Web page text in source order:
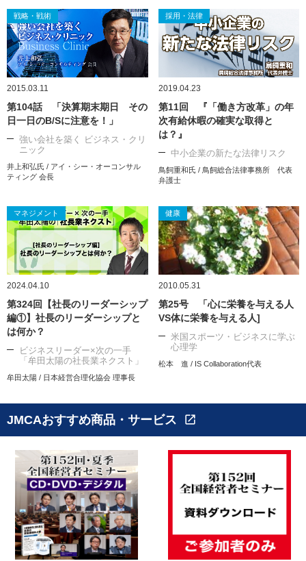
戦略・戦術
2015.03.11
第104話 「決算期末期日 その
日一日のB/Sに注意を！」
強い会社を築く ビジネス・クリ
ニック
井上和弘氏 / アイ・シー・オーコンサル
ティング 会長
採用・法律
2019.04.23
第11回 『「働き方改革」の年
次有給休暇の確実な取得と
は？』
中小企業の新たな法律リスク
鳥飼重和氏 / 鳥飼総合法律事務所 代表
弁護士
マネジメント
2024.04.10
第324回【社長のリーダーシップ
編①】社長のリーダーシップと
は何か？
ビジネスリーダー×次の一手
「牟田太陽の社長業ネクスト」
牟田太陽 / 日本経営合理化協会 理事長
健康
2010.05.31
第25号 「心に栄養を与える人
VS体に栄養を与える人]
米国スポーツ・ビジネスに学ぶ
心理学
松本 進 / IS Collaboration代表
JMCAおすすめ商品・サービス open_in_new